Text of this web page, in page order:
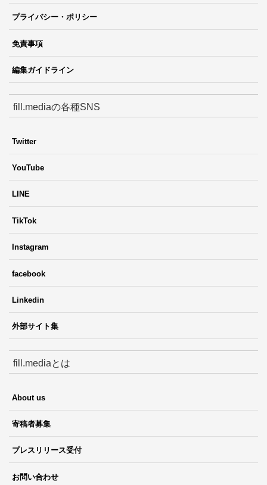
プライバシー・ポリシー
免責事項
編集ガイドライン
fill.mediaの各種SNS
Twitter
YouTube
LINE
TikTok
Instagram
facebook
Linkedin
外部サイト集
fill.mediaとは
About us
寄稿者募集
プレスリリース受付
お問い合わせ